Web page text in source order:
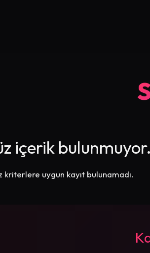
içerik bulunmuyor.
kriterlere uygun kayıt bulunamadı.